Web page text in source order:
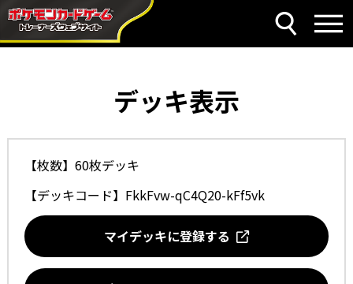
デッキ表示
【枚数】60枚デッキ
【デッキコード】 FkkFvw-qC4Q20-kFf5vk
マイデッキに登録する